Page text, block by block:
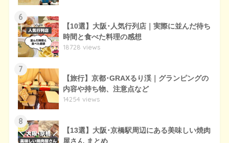
6
【10選】大阪･人気行列店｜実際に並んだ待ち
時間と食べた料理の感想
18728 views
7
【旅行】京都･GRAXるり渓｜グランピングの
内容や持ち物、注意点など
14254 views
8
【13選】大阪･京橋駅周辺にある美味しい焼肉
屋さん まとめ